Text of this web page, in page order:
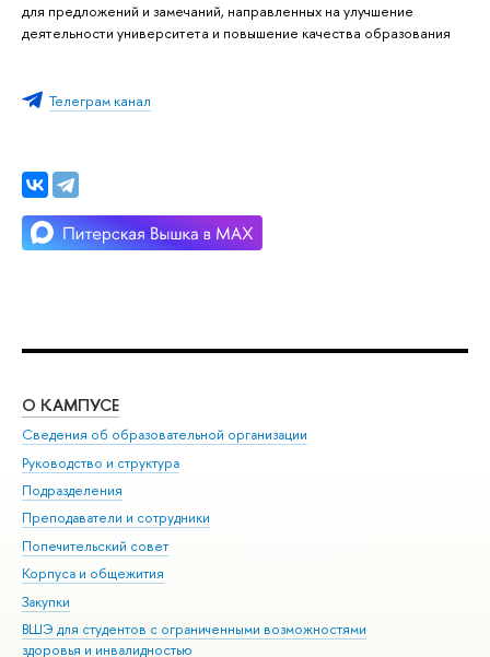
для предложений и замечаний, направленных на улучшение
деятельности университета и повышение качества образования
Телеграм канал
О КАМПУСЕ
Сведения об образовательной организации
Руководство и структура
Подразделения
Преподаватели и сотрудники
Попечительский совет
Корпуса и общежития
Закупки
ВШЭ для студентов с ограниченными возможностями
здоровья и инвалидностью